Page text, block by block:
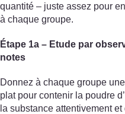
quantité – juste assez pour
à chaque groupe.
Étape 1a – Etude par
notes
Donnez à chaque groupe
plat pour contenir la poudre
la substance attentivement